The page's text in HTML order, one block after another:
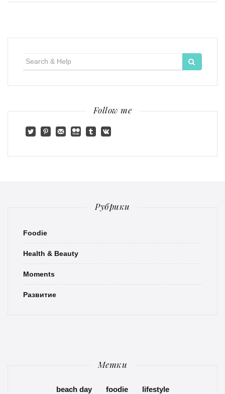
Follow me
Рубрики
Foodie
Health & Beauty
Moments
Развитие
Метки
beach day foodie
lifestyle